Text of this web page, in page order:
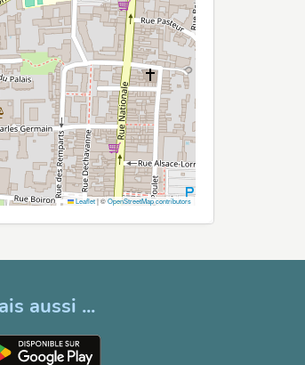
Leaflet|©OpenStreetMap contributors
aussi ...